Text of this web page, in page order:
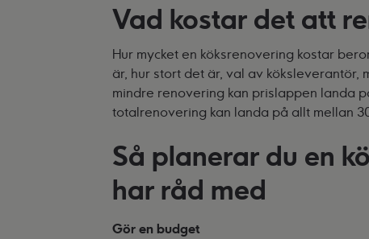
Vad kostar det att
Hur mycket en köksrenovering kostar
är, hur stort det är, val av köksleverantör,
mindre renovering kan prislappen landa
totalrenovering kan landa på allt mellan
Så planerar du en
har råd med
Gör en budget